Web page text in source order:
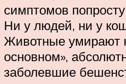
симптомов
Ни у людей, ни у
Животные умирают
основном»,
заболевшие